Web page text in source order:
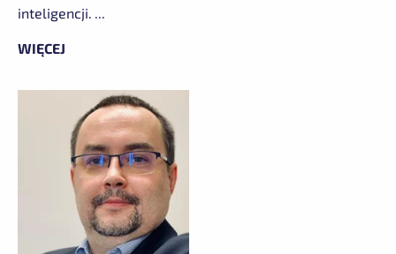
inteligencji. ...
WIĘCEJ